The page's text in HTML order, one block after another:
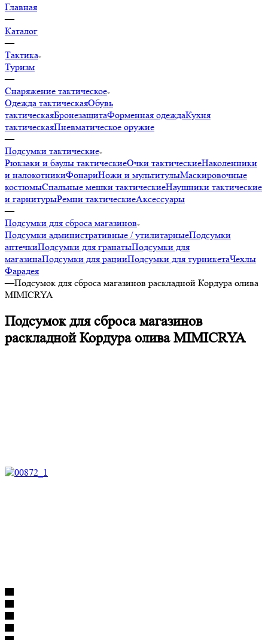
Главная
—
Каталог
—
Тактика
Туризм
—
Снаряжение тактическое
Одежда тактическаяОбувь
тактическаяБронезащитаФорменная одеждаКухня
тактическаяПневматическое оружие
—
Подсумки тактические
Рюкзаки и баулы тактическиеОчки тактическиеНаколенники
и налокотникиФонариНожи и мультитулыМаскировочные
костюмыСпальные мешки тактическиеНаушники тактические
и гарнитурыРемни тактическиеАксессуары
—
Подсумки для сброса магазинов
Подсумки административные / утилитарныеПодсумки
аптечкиПодсумки для гранатыПодсумки для
магазинаПодсумки для рацииПодсумки для турникетаЧехлы
Фарадея
—Подсумок для сброса магазинов раскладной Кордура олива
MIMICRYA
Подсумок для сброса магазинов
раскладной Кордура олива MIMICRYA